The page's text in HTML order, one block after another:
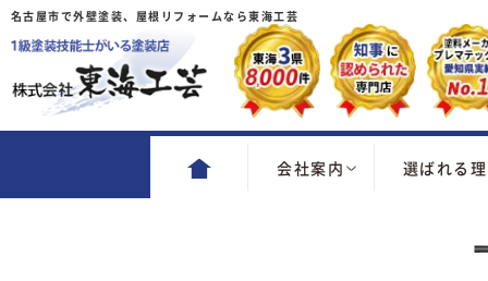
名古屋市で外壁塗装、屋根リフォームなら東海工芸
会社案内 選ばれる